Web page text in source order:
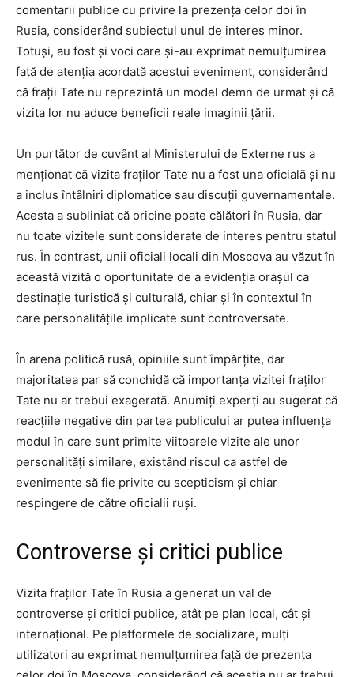
comentarii publice cu privire la prezența celor doi în
Rusia, considerând subiectul unul de interes minor.
Totuși, au fost și voci care și-au exprimat nemulțumirea
față de atenția acordată acestui eveniment, considerând
că frații Tate nu reprezintă un model demn de urmat și că
vizita lor nu aduce beneficii reale imaginii țării.
Un purtător de cuvânt al Ministerului de Externe rus a
menționat că vizita fraților Tate nu a fost una oficială și nu
a inclus întâlniri diplomatice sau discuții guvernamentale.
Acesta a subliniat că oricine poate călători în Rusia, dar
nu toate vizitele sunt considerate de interes pentru statul
rus. În contrast, unii oficiali locali din Moscova au văzut în
această vizită o oportunitate de a evidenția orașul ca
destinație turistică și culturală, chiar și în contextul în
care personalitățile implicate sunt controversate.
În arena politică rusă, opiniile sunt împărțite, dar
majoritatea par să conchidă că importanța vizitei fraților
Tate nu ar trebui exagerată. Anumiți experți au sugerat că
reacțiile negative din partea publicului ar putea influența
modul în care sunt primite viitoarele vizite ale unor
personalități similare, existând riscul ca astfel de
evenimente să fie privite cu scepticism și chiar
respingere de către oficialii ruși.
Controverse și critici publice
Vizita fraților Tate în Rusia a generat un val de
controverse și critici publice, atât pe plan local, cât și
internațional. Pe platformele de socializare, mulți
utilizatori au exprimat nemulțumirea față de prezența